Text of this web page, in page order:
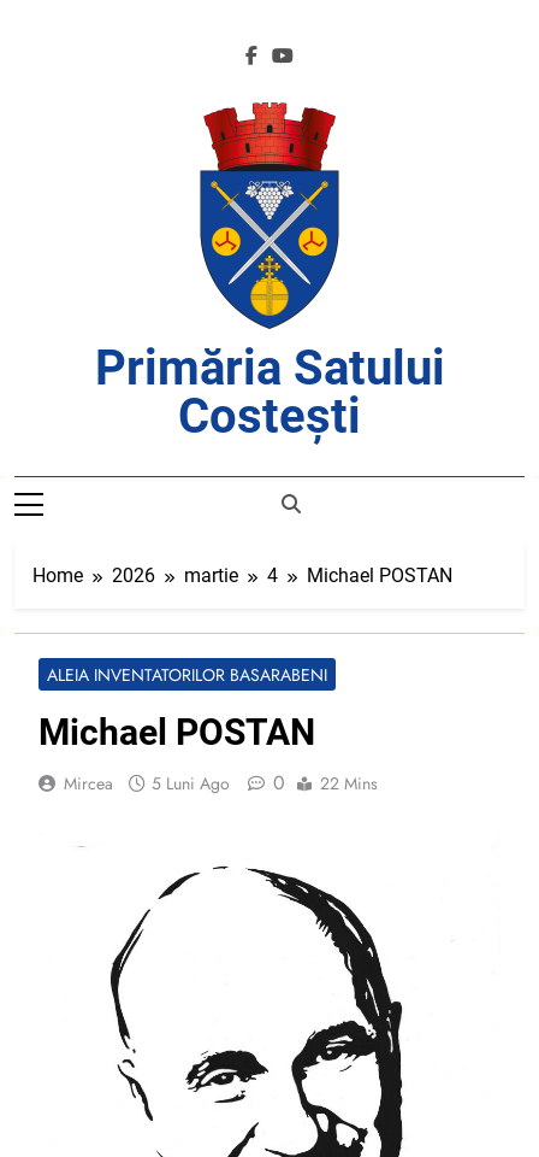
Primăria Satului
Costești
Home 2026 martie 4 Michael POSTAN
ALEIA INVENTATORILOR BASARABENI
Michael POSTAN
Mircea 5 Luni Ago 0 22 Mins